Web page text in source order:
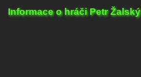
Informace o hráči Petr Žalský